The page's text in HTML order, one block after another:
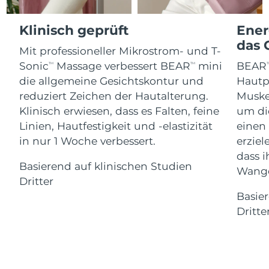
Klinisch geprüft
Mit professioneller Mikrostrom- und T-
SonicTM Massage verbessert BEARTM
mini
die allgemeine Gesichtskontur und
reduziert Zeichen der Hautalterung.
Klinisch erwiesen, dass es Falten, feine
Linien, Hautfestigkeit und -elastizität
in nur 1 Woche verbessert.
Basierend auf klinischen Studien
Dritter
das
BEAR
um
einen
dass
For healthy hair
18% PAP
Kaufe alles
FOREO APP
ÜBER
Isle of Man 8/13/26
Israel Erwartete Lieferung 8/15/26
Italien Erwartete Lieferung 8/11/26
Japan Erwartete Lieferung 8/14/26
Jersey Erwartete Lieferung 8/16/26
Kasachstan Erwartete Lieferung
8/11/26